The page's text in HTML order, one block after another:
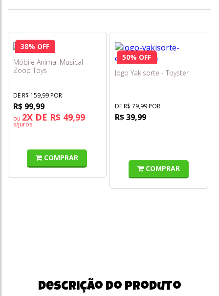
38% OFF
Móbile Animal Musical -
Zoop Toys
DE R$ 159,99 POR
R$ 99,99
ou 2X DE R$ 49,99
s/juros
COMPRAR
50% OFF
Jogo Yakisorte - Toyster
DE R$ 79,99 POR
R$ 39,99
COMPRAR
Descrição do produto